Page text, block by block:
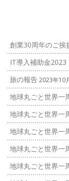
創業30周年のご挨
IT導入補助金2023
旅の報告2023年10
地球丸ごと世界一
地球丸ごと世界一
地球丸ごと世界一
地球丸ごと世界一
地球丸ごと世界一